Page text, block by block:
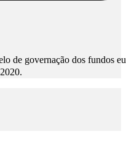
de governação dos fundos